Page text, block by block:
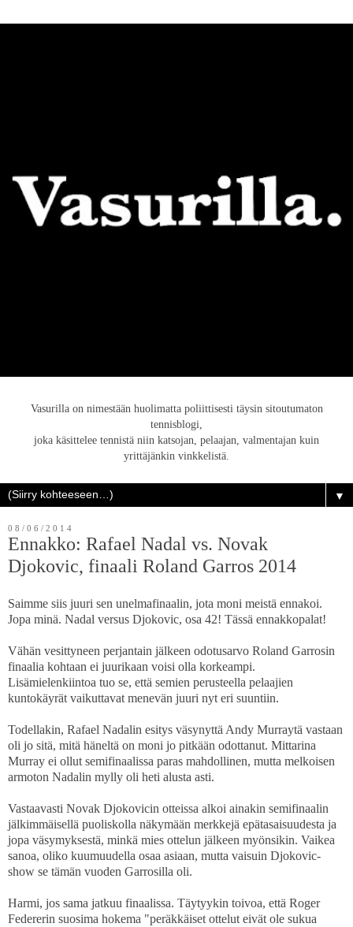
Vasurilla on nimestään huolimatta poliittisesti täysin sitoutumaton
tennisblogi,
joka käsittelee tennistä niin katsojan, pelaajan, valmentajan kuin
yrittäjänkin vinkkelistä.
▼
08/06/2014
Ennakko: Rafael Nadal vs. Novak
Djokovic, finaali Roland Garros 2014
Saimme siis juuri sen unelmafinaalin, jota moni meistä ennakoi.
Jopa minä. Nadal versus Djokovic, osa 42! Tässä ennakkopalat!
Vähän vesittyneen perjantain jälkeen odotusarvo Roland Garrosin
finaalia kohtaan ei juurikaan voisi olla korkeampi.
Lisämielenkiintoa tuo se, että semien perusteella pelaajien
kuntokäyrät vaikuttavat menevän juuri nyt eri suuntiin.
Todellakin, Rafael Nadalin esitys väsynyttä Andy Murraytä vastaan
oli jo sitä, mitä häneltä on moni jo pitkään odottanut. Mittarina
Murray ei ollut semifinaalissa paras mahdollinen, mutta melkoisen
armoton Nadalin mylly oli heti alusta asti.
Vastaavasti Novak Djokovicin otteissa alkoi ainakin semifinaalin
jälkimmäisellä puoliskolla näkymään merkkejä epätasaisuudesta ja
jopa väsymyksestä, minkä mies ottelun jälkeen myönsikin. Vaikea
sanoa, oliko kuumuudella osaa asiaan, mutta vaisuin Djokovic-
show se tämän vuoden Garrosilla oli.
Harmi, jos sama jatkuu finaalissa. Täytyykin toivoa, että Roger
Federerin suosima hokema "peräkkäiset ottelut eivät ole sukua